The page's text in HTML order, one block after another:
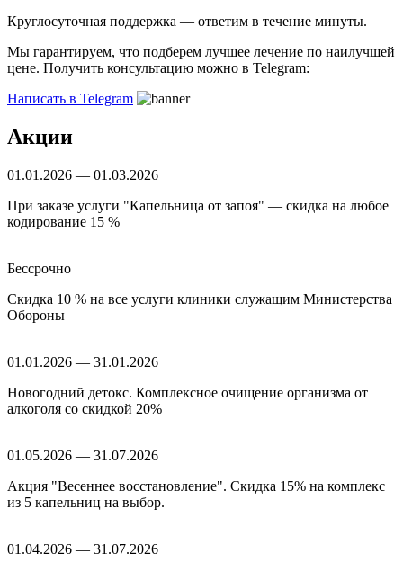
Круглосуточная поддержка — ответим в течение минуты.
Мы гарантируем, что подберем лучшее лечение по наилучшей
цене. Получить консультацию можно в Telegram:
Написать в Telegram
Акции
01.01.2026 — 01.03.2026
При заказе услуги "Капельница от запоя" — скидка на любое
кодирование 15 %
Бессрочно
Скидка 10 % на все услуги клиники служащим Министерства
Обороны
01.01.2026 — 31.01.2026
Новогодний детокс. Комплексное очищение организма от
алкоголя со скидкой 20%
01.05.2026 — 31.07.2026
Акция "Весеннее восстановление". Скидка 15% на комплекс
из 5 капельниц на выбор.
01.04.2026 — 31.07.2026